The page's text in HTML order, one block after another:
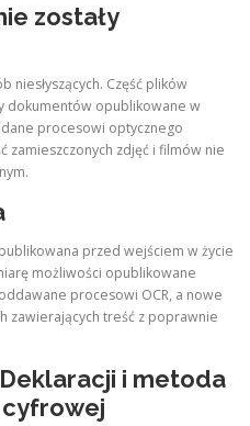
zostały
niesłyszących. Część plików
dokumentów opublikowane w
procesowi optycznego
zamieszczonych zdjęć i filmów nie
przed wejściem w życie
możliwości opublikowane
procesowi OCR, a nowe
zawierających treść z poprawnie
i metoda